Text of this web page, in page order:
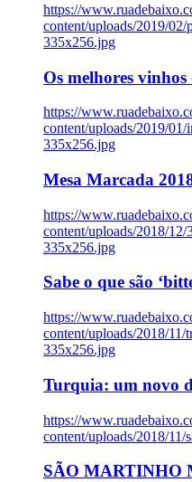
https://
content/uploads/2019/
335x256.jpg
Os melhores
https://
content/uploads/2019/
335x256.jpg
Mesa Marcada
https://
content/uploads/2018/
335x256.jpg
Sabe o que são
https://
content/uploads/2018/11/
335x256.jpg
Turquia: um novo
https://
content/uploads/2018/
SÃO MARTINHO